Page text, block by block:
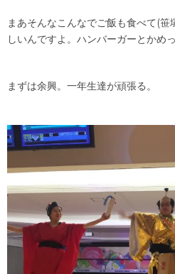
まあそんなこんなでご飯も食べて(
しいんですよ。ハンバーガーとかめ
まずは余興。一年生達が頑張る。